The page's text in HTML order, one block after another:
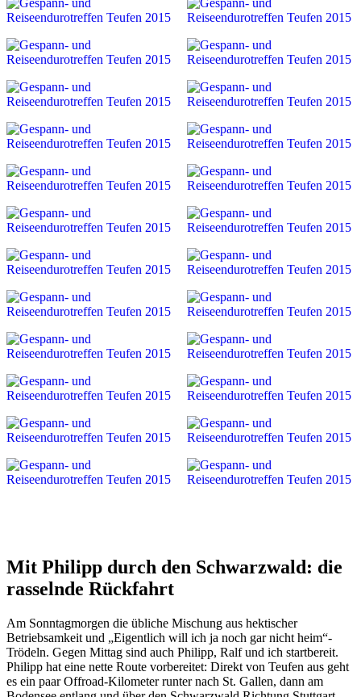
Mit Philipp durch den Schwarzwald: die
rasselnde Rückfahrt
Am Sonntagmorgen die übliche Mischung aus hektischer
Betriebsamkeit und „Eigentlich will ich ja noch gar nicht heim“-
Trödeln. Gegen Mittag sind auch Philipp, Ralf und ich startbereit.
Philipp hat eine nette Route vorbereitet: Direkt von Teufen aus geht
es ein paar Offroad-Kilometer runter nach St. Gallen, dann am